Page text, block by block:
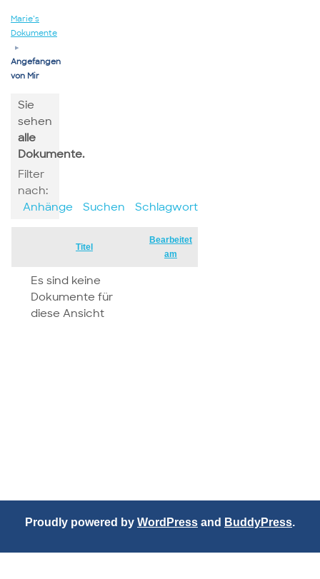
Marie’s
Dokumente
▸
Angefangen
von Mir
Sie
sehen
alle
Dokumente.
Filter
nach:
Anhänge
Suchen Schlagwort
Titel
Bearbeitet
am
Es sind keine
Dokumente für
diese Ansicht
Proudly powered by WordPress and BuddyPress.